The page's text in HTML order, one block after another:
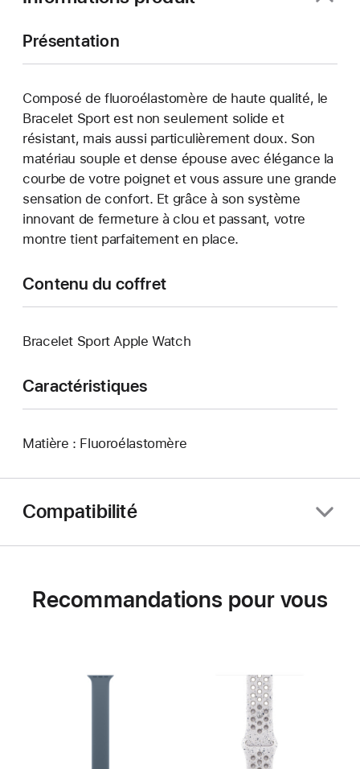
Présentation
Composé de fluoroélastomère de haute qualité, le
Bracelet Sport est non seulement solide et
résistant, mais aussi particulièrement doux. Son
matériau souple et dense épouse avec élégance la
courbe de votre poignet et vous assure une grande
sensation de confort. Et grâce à son système
innovant de fermeture à clou et passant, votre
montre tient parfaitement en place.
Contenu du coffret
Bracelet Sport Apple Watch
Caractéristiques
Matière : Fluoroélastomère
Compatibilité
Recommandations pour vous